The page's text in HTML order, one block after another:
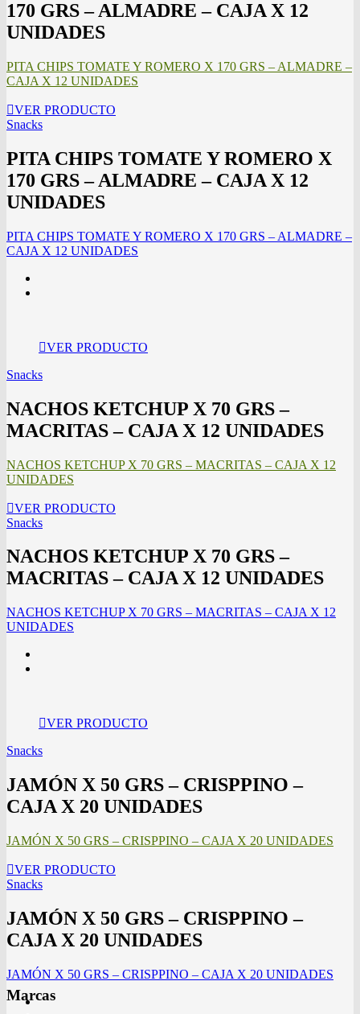
170 GRS – ALMADRE – CAJA X 12
UNIDADES
PITA CHIPS TOMATE Y ROMERO X 170 GRS – ALMADRE –
CAJA X 12 UNIDADES
VER PRODUCTO
Snacks
PITA CHIPS TOMATE Y ROMERO X
170 GRS – ALMADRE – CAJA X 12
UNIDADES
PITA CHIPS TOMATE Y ROMERO X 170 GRS – ALMADRE –
CAJA X 12 UNIDADES
VER PRODUCTO
Snacks
NACHOS KETCHUP X 70 GRS –
MACRITAS – CAJA X 12 UNIDADES
NACHOS KETCHUP X 70 GRS – MACRITAS – CAJA X 12
UNIDADES
VER PRODUCTO
Snacks
NACHOS KETCHUP X 70 GRS –
MACRITAS – CAJA X 12 UNIDADES
NACHOS KETCHUP X 70 GRS – MACRITAS – CAJA X 12
UNIDADES
VER PRODUCTO
Snacks
JAMÓN X 50 GRS – CRISPPINO –
CAJA X 20 UNIDADES
JAMÓN X 50 GRS – CRISPPINO – CAJA X 20 UNIDADES
VER PRODUCTO
Snacks
JAMÓN X 50 GRS – CRISPPINO –
CAJA X 20 UNIDADES
JAMÓN X 50 GRS – CRISPPINO – CAJA X 20 UNIDADES
Marcas